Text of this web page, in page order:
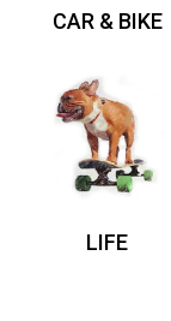
CAR & BIKE
LIFE